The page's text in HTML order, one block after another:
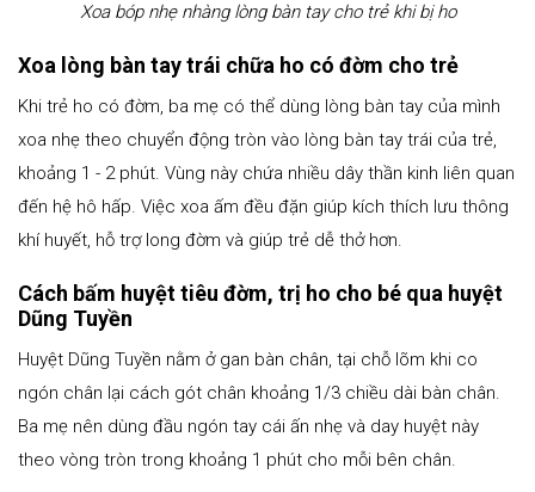
Xoa bóp nhẹ nhàng lòng bàn tay cho trẻ khi bị ho
Xoa lòng bàn tay trái chữa ho có đờm cho trẻ
Khi trẻ ho có đờm, ba mẹ có thể dùng lòng bàn tay của mình
xoa nhẹ theo chuyển động tròn vào lòng bàn tay trái của trẻ,
khoảng 1 - 2 phút. Vùng này chứa nhiều dây thần kinh liên quan
đến hệ hô hấp. Việc xoa ấm đều đặn giúp kích thích lưu thông
khí huyết, hỗ trợ long đờm và giúp trẻ dễ thở hơn.
Cách bấm huyệt tiêu đờm, trị ho cho bé qua huyệt
Dũng Tuyền
Huyệt Dũng Tuyền nằm ở gan bàn chân, tại chỗ lõm khi co
ngón chân lại cách gót chân khoảng 1/3 chiều dài bàn chân.
Ba mẹ nên dùng đầu ngón tay cái ấn nhẹ và day huyệt này
theo vòng tròn trong khoảng 1 phút cho mỗi bên chân.